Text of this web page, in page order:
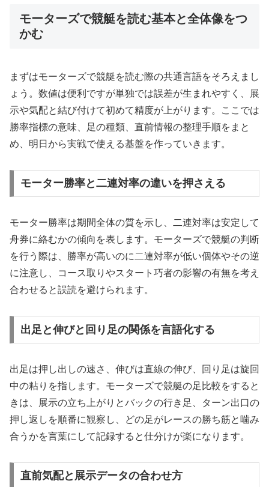
モーターズで競艇を読む基本と全体像をつ
かむ
まずはモーターズで競艇を読む際の共通言語をそろえまし
ょう。数値は便利ですが単独では誤差が生まれやすく、展
示や気配と結び付けて初めて精度が上がります。ここでは
勝率指標の意味、足の種類、直前情報の整理手順をまと
め、明日から実戦で使える基盤を作っていきます。
モーター勝率と二連対率の違いを押さえる
モーター勝率は期間全体の質を示し、二連対率は安定して
舟券に絡むかの傾向を表します。モーターズで競艇の判断
を行う際は、勝率が高いのに二連対率が低い個体やその逆
に注意し、コース取りやスタート巧者の影響の有無を考え
合わせると誤読を避けられます。
出足と伸びと回り足の関係を言語化する
出足は押し出しの速さ、伸びは直線の伸び、回り足は旋回
中の粘りを指します。モーターズで競艇の足比較をすると
きは、展示の立ち上がりとバックの行き足、ターン出口の
押し返しを順番に観察し、どの足がレースの勝ち筋と噛み
合うかを言葉にして記録すると仕分けが楽になります。
直前気配と展示データの合わせ方